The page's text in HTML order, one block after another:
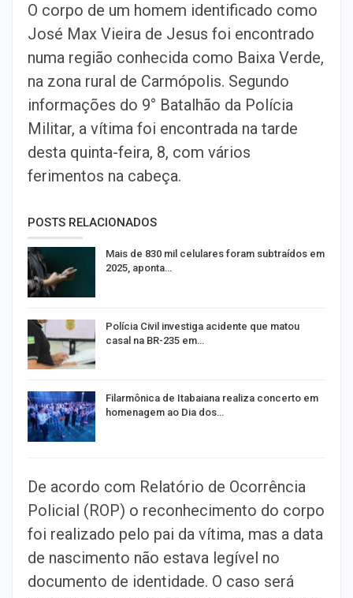
O corpo de um homem identificado como
José Max Vieira de Jesus foi encontrado
numa região conhecida como Baixa Verde,
na zona rural de Carmópolis. Segundo
informações do 9° Batalhão da Polícia
Militar, a vítima foi encontrada na tarde
desta quinta-feira, 8, com vários
ferimentos na cabeça.
POSTS RELACIONADOS
Mais de 830 mil celulares foram subtraídos em
2025, aponta…
Polícia Civil investiga acidente que matou
casal na BR-235 em…
Filarmônica de Itabaiana realiza concerto em
homenagem ao Dia dos…
De acordo com Relatório de Ocorrência
Policial (ROP) o reconhecimento do corpo
foi realizado pelo pai da vítima, mas a data
de nascimento não estava legível no
documento de identidade. O caso será